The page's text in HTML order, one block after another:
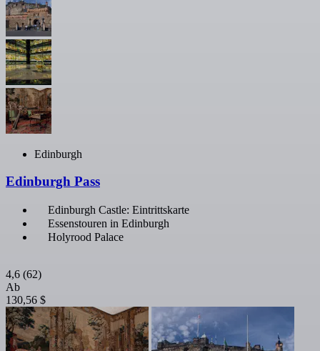
Edinburgh
Edinburgh Pass
Edinburgh Castle: Eintrittskarte
Essenstouren in Edinburgh
Holyrood Palace
4,6 (62)
Ab
130,56 $